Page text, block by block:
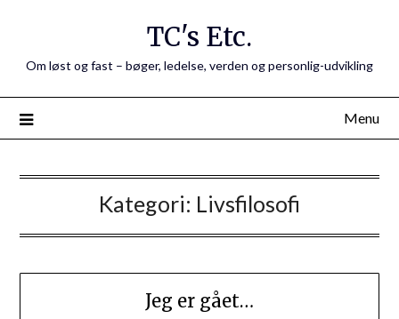
TC's Etc.
Om løst og fast – bøger, ledelse, verden og personlig-udvikling
Menu
Kategori: Livsfilosofi
Jeg er gået…